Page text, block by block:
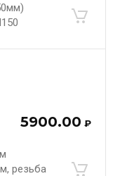
5900.00 ₽
резьба